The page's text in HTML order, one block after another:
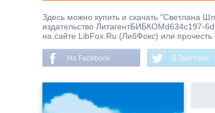
Здесь можно купить и скачать "Светлана
издательство ЛитагентБИБКОМd634c197-
на сайте LibFox.Ru (ЛибФокс) или прочесть
На Facebook В Твиттере